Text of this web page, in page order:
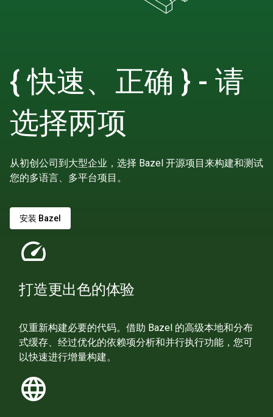
{ 快速、正确 } - 请
选择两项
从初创公司到大型企业，选择 Bazel 开源项目来构建和测试
您的多语言、多平台项目。
安装 Bazel
speed
打造更出色的体验
仅重新构建必要的代码。借助 Bazel 的高级本地和分布
式缓存、经过优化的依赖项分析和并行执行功能，您可
以快速进行增量构建。
language